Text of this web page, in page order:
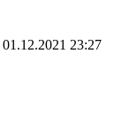
01.12.2021 23:27